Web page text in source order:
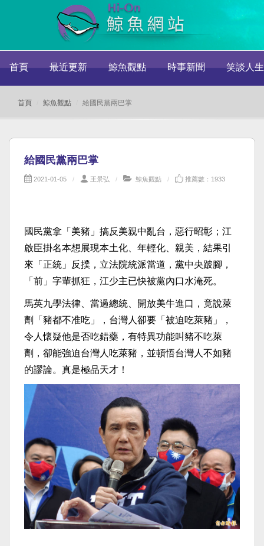
首頁 最近更新 鯨魚觀點 時事新聞 笑談人生
首頁 鯨魚觀點 給國民黨兩巴掌
給國民黨兩巴掌
2021-01-05 王景弘 鯨魚觀點 推薦數：1933
國民黨拿「美豬」搞反美親中亂台，惡行昭彰；江
啟臣掛名本想展現本土化、年輕化、親美，結果引
來「正統」反撲，立法院統派當道，黨中央跛腳，
「前」字輩抓狂，江少主已快被黨內口水淹死。
馬英九學法律、當過總統、開放美牛進口，竟說萊
劑「豬都不准吃」，台灣人卻要「被迫吃萊豬」，
令人懷疑他是否吃錯藥，有特異功能叫豬不吃萊
劑，卻能強迫台灣人吃萊豬，並頓悟台灣人不如豬
的謬論。真是極品天才！